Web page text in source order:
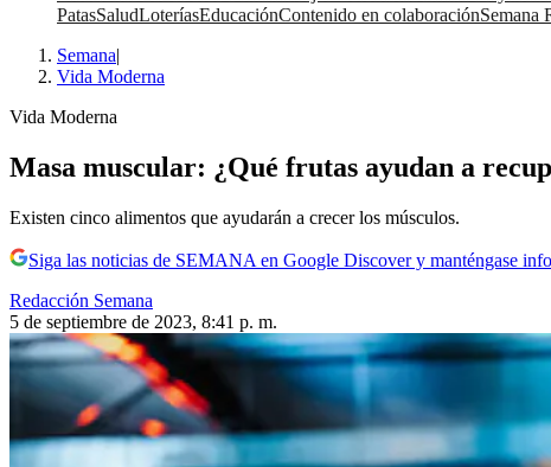
PatasSaludLoteríasEducaciónContenido en colaboraciónSemana
Semana|
Vida Moderna
Vida Moderna
Masa muscular: ¿Qué frutas ayudan a
Existen cinco alimentos que ayudarán a crecer los músculos.
Siga las noticias de SEMANA en Google Discover y manténgase
Redacción Semana
5 de septiembre de 2023, 8:41 p. m.